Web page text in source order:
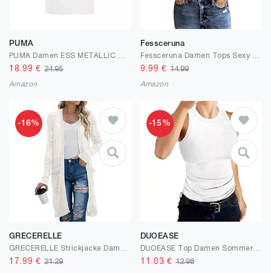
PUMA
18.99 €24.95
Amazon
Fessceruna
9.99 € 14.99
Amazon
-16%
GRECERELLE
17.99 €21.29
-15%
DUOEASE
DUOEASE Top Damen Sommer 2025 Basic High Neck Tanktop Gerippt Slim Fit Einfarbig Top
11.03 € 12.98